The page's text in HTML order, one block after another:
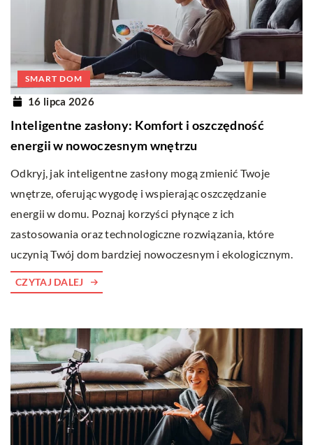
SMART DOM
16 lipca 2026
Inteligentne zasłony: Komfort i oszczędność
energii w nowoczesnym wnętrzu
Odkryj, jak inteligentne zasłony mogą zmienić Twoje
wnętrze, oferując wygodę i wspierając oszczędzanie
energii w domu. Poznaj korzyści płynące z ich
zastosowania oraz technologiczne rozwiązania, które
uczynią Twój dom bardziej nowoczesnym i ekologicznym.
CZYTAJ DALEJ